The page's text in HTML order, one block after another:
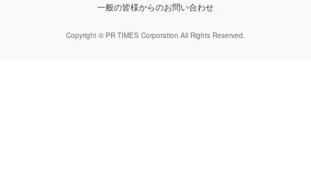
一般の皆様からのお問い合わせ
Copyright © PR TIMES Corporation All Rights Reserved.